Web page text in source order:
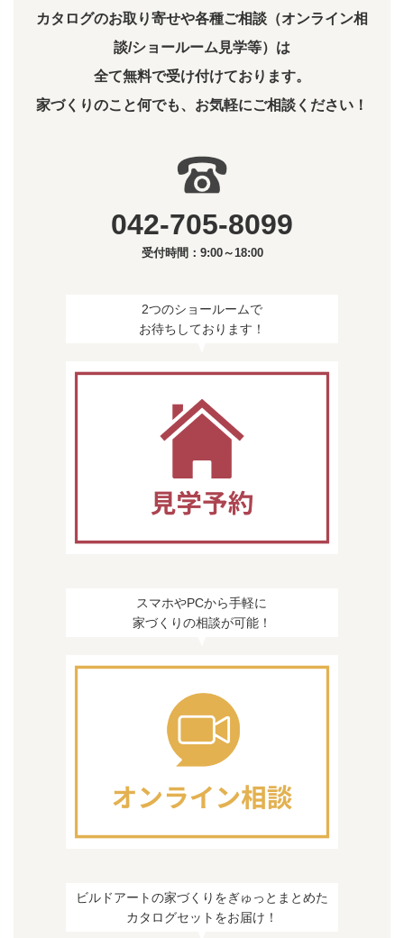
カタログのお取り寄せや各種ご相談（オンライン相
談/ショールーム見学等）は
全て無料で受け付けております。
家づくりのこと何でも、お気軽にご相談ください！
042-705-8099
受付時間：9:00～18:00
2つのショールームで
お待ちしております！
スマホやPCから手軽に
家づくりの相談が可能！
ビルドアートの家づくりをぎゅっとまとめた
カタログセットをお届け！